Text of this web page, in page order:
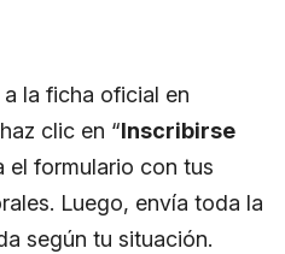
la ficha oficial en
clic en “Inscribirse
el formulario con tus
Luego, envía toda la
según tu situación.